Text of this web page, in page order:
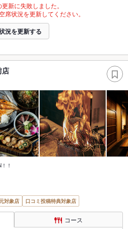
新に失敗しました。
席状況を更新してください。
況を更新する
店
！
対象店 口コミ投稿特典対象店
コース